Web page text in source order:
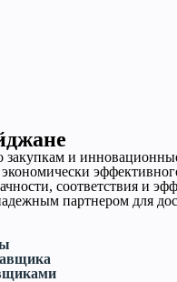
закупкам и
соответствия и
партнером для